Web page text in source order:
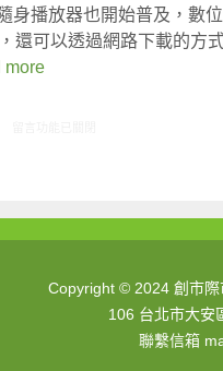
身播放器也開始普及，數
還可以透過網路下載的方
more
Copyright © 2024 創市
106 台北市大安
聯繫信箱